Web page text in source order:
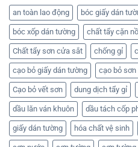
an toàn lao động bóc giấy dán
bóc xốp dán tường chất tẩy cặn
Chất tẩy sơn cửa sắt chống gỉ
cạo bỏ giấy dán tường cạo bỏ
Cạo bỏ vết sơn dung dịch tẩy gỉ
dầu lăn ván khuôn dầu tách cốp
giấy dán tường hóa chất vệ sinh